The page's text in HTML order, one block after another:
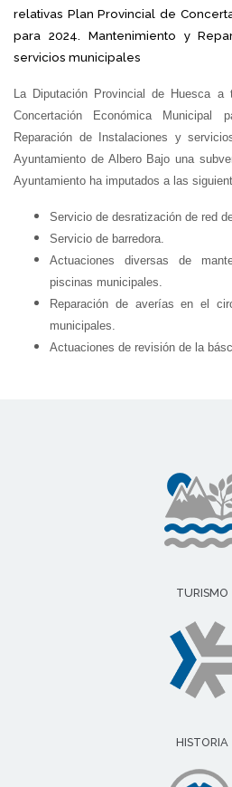
relativas Plan Provincial de
para 2024. Mantenimiento y
servicios municipales
La Diputación Provincial de Huesca
Concertación Económica Municipal
Reparación de Instalaciones y
Ayuntamiento de Albero Bajo una
Ayuntamiento ha imputados a las
Servicio de desratización de red
Servicio de barredora.
Actuaciones diversas de
piscinas municipales.
Reparación de averías en el
municipales.
Actuaciones de revisión de la
TURISMO
HISTORIA